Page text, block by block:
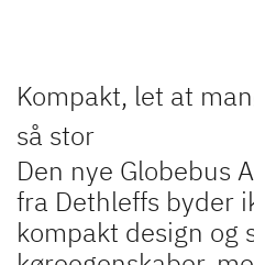
kampagnemodel
Kompakt, let at
så stor
Den nye Globebus
fra Dethleffs byder
kompakt design og